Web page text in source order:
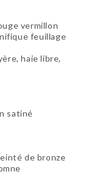
vermillon
feuillage
haie libre,
satiné
de bronze